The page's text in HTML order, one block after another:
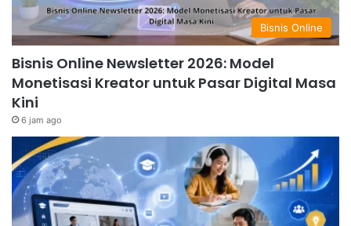
Bisnis Online
Bisnis Online Newsletter 2026: Model
Monetisasi Kreator untuk Pasar Digital Masa
Kini
6 jam ago